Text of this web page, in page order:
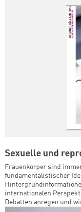
Sexuelle und
Frauenkörper sind
fundamentalistischer
internationalen
Debatten anregen und